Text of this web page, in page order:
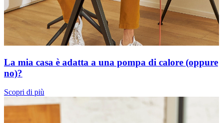
La mia casa è adatta a una pompa di calore (oppure
no)?
Scopri di più